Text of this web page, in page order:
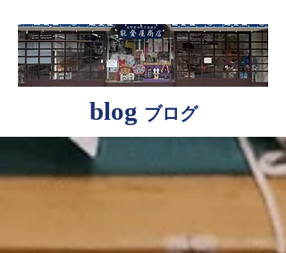
blog ブログ